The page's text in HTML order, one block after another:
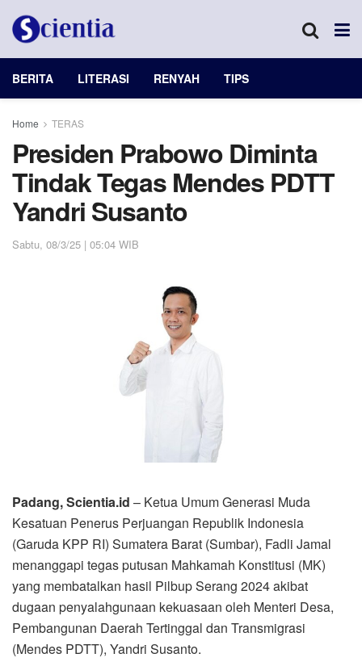
BERITA LITERASI RENYAH TIPS
Home TERAS
Presiden Prabowo Diminta
Tindak Tegas Mendes PDTT
Yandri Susanto
Sabtu, 08/3/25 | 05:04 WIB
Padang, Scientia.id – Ketua Umum Generasi Muda
Kesatuan Penerus Perjuangan Republik Indonesia
(Garuda KPP RI) Sumatera Barat (Sumbar), Fadli Jamal
menanggapi tegas putusan Mahkamah Konstitusi (MK)
yang membatalkan hasil Pilbup Serang 2024 akibat
dugaan penyalahgunaan kekuasaan oleh Menteri Desa,
Pembangunan Daerah Tertinggal dan Transmigrasi
(Mendes PDTT), Yandri Susanto.